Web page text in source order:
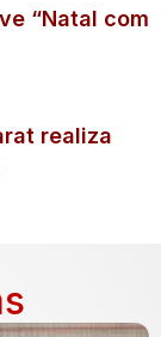
“Natal com
realiza